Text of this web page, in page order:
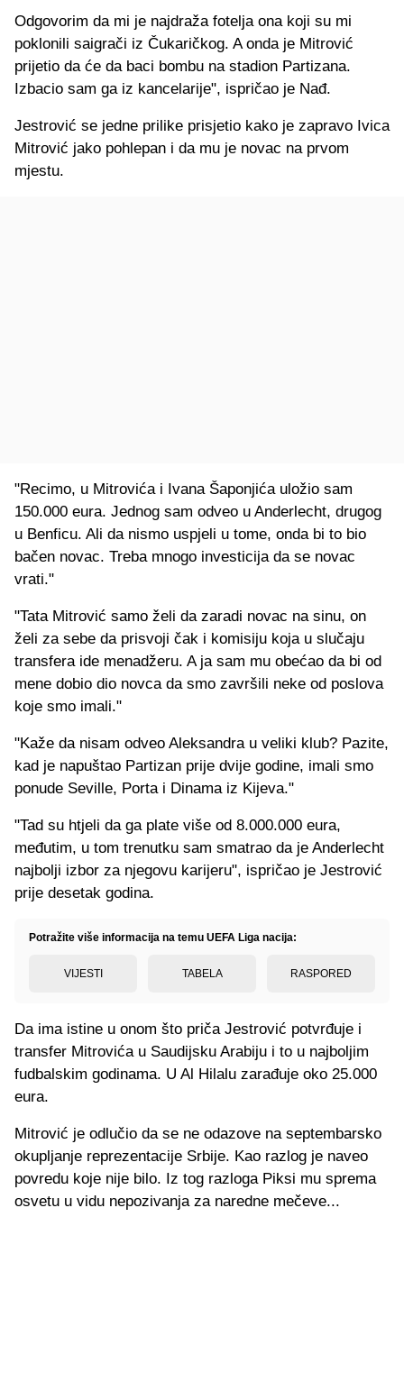
Odgovorim da mi je najdraža fotelja ona koji su mi
poklonili saigrači iz Čukaričkog. A onda je Mitrović
prijetio da će da baci bombu na stadion Partizana.
Izbacio sam ga iz kancelarije", ispričao je Nađ.
Jestrović se jedne prilike prisjetio kako je zapravo Ivica
Mitrović jako pohlepan i da mu je novac na prvom
mjestu.
"Recimo, u Mitrovića i Ivana Šaponjića uložio sam
150.000 eura. Jednog sam odveo u Anderlecht, drugog
u Benficu. Ali da nismo uspjeli u tome, onda bi to bio
bačen novac. Treba mnogo investicija da se novac
vrati."
"Tata Mitrović samo želi da zaradi novac na sinu, on
želi za sebe da prisvoji čak i komisiju koja u slučaju
transfera ide menadžeru. A ja sam mu obećao da bi od
mene dobio dio novca da smo završili neke od poslova
koje smo imali."
"Kaže da nisam odveo Aleksandra u veliki klub? Pazite,
kad je napuštao Partizan prije dvije godine, imali smo
ponude Seville, Porta i Dinama iz Kijeva."
"Tad su htjeli da ga plate više od 8.000.000 eura,
međutim, u tom trenutku sam smatrao da je Anderlecht
najbolji izbor za njegovu karijeru", ispričao je Jestrović
prije desetak godina.
Potražite više informacija na temu UEFA Liga nacija:
VIJESTI TABELA RASPORED
Da ima istine u onom što priča Jestrović potvrđuje i
transfer Mitrovića u Saudijsku Arabiju i to u najboljim
fudbalskim godinama. U Al Hilalu zarađuje oko 25.000
eura.
Mitrović je odlučio da se ne odazove na septembarsko
okupljanje reprezentacije Srbije. Kao razlog je naveo
povredu koje nije bilo. Iz tog razloga Piksi mu sprema
osvetu u vidu nepozivanja za naredne mečeve...